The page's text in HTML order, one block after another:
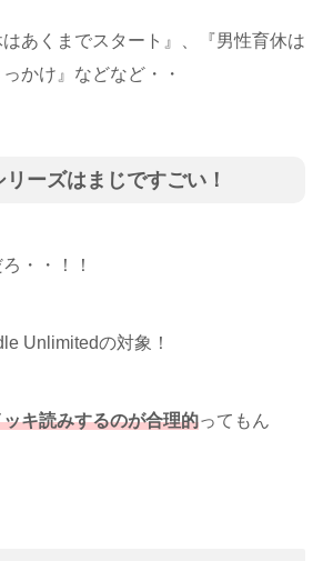
あくまでスタート』、『男性育休は
かけ』などなど・・
ーズはまじですごい！
・・！！
Unlimitedの対象！
キ読みするのが合理的ってもん